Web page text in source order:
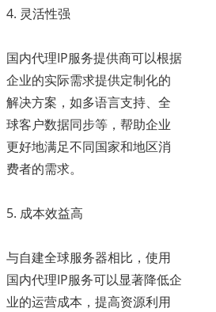
4. 灵活性强
国内代理IP服务提供商可以根据
企业的实际需求提供定制化的
解决方案，如多语言支持、全
球客户数据同步等，帮助企业
更好地满足不同国家和地区消
费者的需求。
5. 成本效益高
与自建全球服务器相比，使用
国内代理IP服务可以显著降低企
业的运营成本，提高资源利用